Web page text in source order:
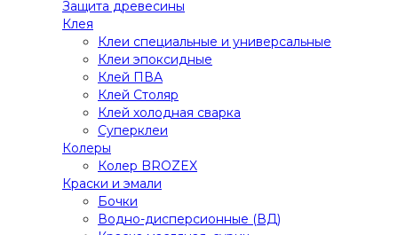
Защита древесины
Клея
Клеи специальные и универсальные
Клеи эпоксидные
Клей ПВА
Клей Столяр
Клей холодная сварка
Суперклеи
Колеры
Колер BROZEX
Краски и эмали
Бочки
Водно-дисперсионные (ВД)